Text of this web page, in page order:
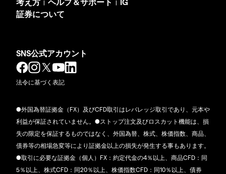
| |
証券について
SNS公式アカウント
法令に基づく表記
●外国為替証拠金（FX）及びCFD取引はレバレッジ取引であり、元本や
利益が保証されていません。●ストップ注文及びロスカット機能は、損
失の限定を保証するものではなく、外国為替、株式、株価指数、商品、
債券等の相場急変等により証拠金以上の損失が発生する事もあります。
●取引に必要な証拠金（個人）FX：約定代金の4％以上、商品CFD：同
5％以上、株式CFD：同20％以上、株価指数CFD：同10％以上、債券